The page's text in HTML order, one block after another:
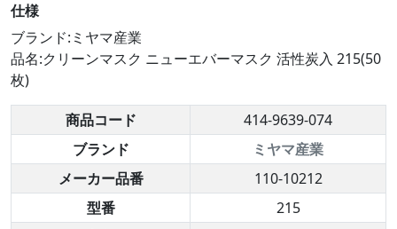
仕様
ブランド:ミヤマ産業
品名:クリーンマスク ニューエバーマスク 活性炭入 215(50
枚)
商品コード
414-9639-074
ブランド
ミヤマ産業
メーカー品番
110-10212
型番
215